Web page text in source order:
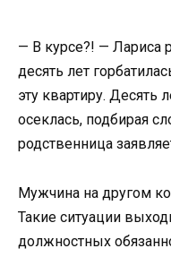
— В курсе?! — Лариса
десять лет
эту квартиру. Десять
осеклась, подбирая
родственница
Мужчина на другом
Такие ситуации
должностных